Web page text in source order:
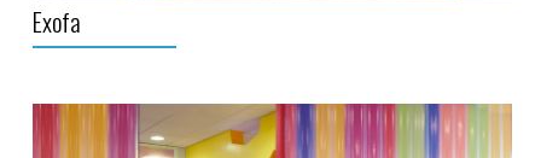
Exofa